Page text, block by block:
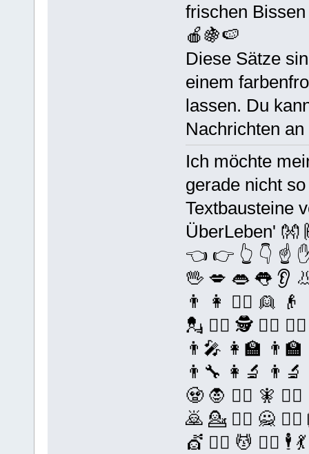
frischen
🍎🍇🍉
Diese Sätze
einem
lassen. Du
Nachrichten
Ich möchte
gerade nicht
Textbausteine
ÜberLeben' 👐
👈 👉 👆 👇 ☝️
🖖 💋 👄 👅 👂
👨 👩 👱‍♀️ 👱 👴
💂 🕵️‍♀️ 🕵️ 👩‍⚕️
👨‍🎤 👩‍🏫
👨‍🔧 👩‍🔬 👨‍🔬
🧟 🧛 🧛‍♀️ 🧚
🙇 💁 💁‍♂️ 🙅 🙅‍♂️
💇 💇‍♂️ 💆 💆‍♂️ 🕴